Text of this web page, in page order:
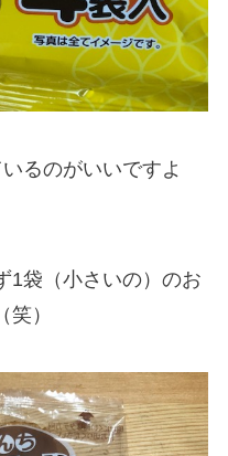
るのがいいですよ
1袋（小さいの）のお
）